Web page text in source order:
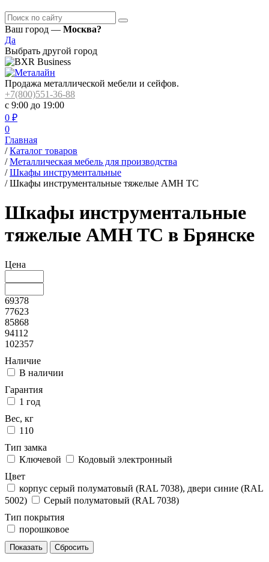
Ваш город — Москва?
Да
Выбрать другой город
Продажа металлической мебели и сейфов.
+7(800)551-36-88
с 9:00 до 19:00
0 ₽
0
Главная
/ Каталог товаров
/ Металлическая мебель для производства
/ Шкафы инструментальные
/ Шкафы инструментальные тяжелые AMH TC
Шкафы инструментальные
тяжелые AMH TC в Брянске
Цена
69378
77623
85868
94112
102357
Наличие
В наличии
Гарантия
1 год
Вес, кг
110
Тип замка
Ключевой
Кодовый электронный
Цвет
корпус серый полуматовый (RAL 7038), двери синие (RAL
5002)
Серый полуматовый (RAL 7038)
Тип покрытия
порошковое